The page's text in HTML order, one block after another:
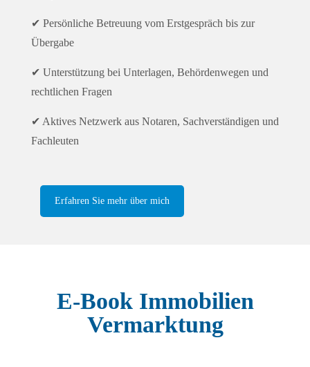
✔ Persönliche Betreuung vom Erstgespräch bis zur
Übergabe
✔ Unterstützung bei Unterlagen, Behördenwegen und
rechtlichen Fragen
✔ Aktives Netzwerk aus Notaren, Sachverständigen und
Fachleuten
Erfahren Sie mehr über mich
E-Book Immobilien
Vermarktung